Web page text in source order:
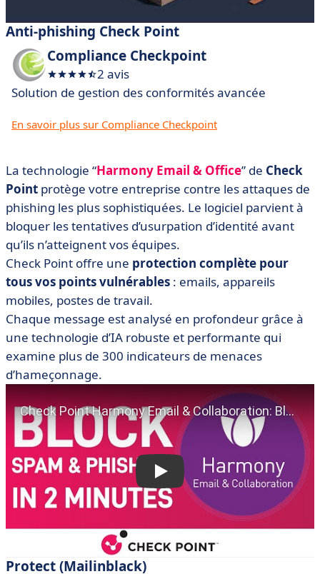
Anti-phishing Check Point
Compliance Checkpoint
2 avis
Solution de gestion des conformités avancée
En savoir plus sur Compliance Checkpoint
La technologie “Harmony Email & Office” de Check
Point protège votre entreprise contre les attaques de
phishing les plus sophistiquées. Le logiciel parvient à
bloquer les tentatives d’usurpation d’identité avant
qu’ils n’atteignent vos équipes.
Check Point offre une protection complète pour
tous vos points vulnérables : emails, appareils
mobiles, postes de travail.
Chaque message est analysé en profondeur grâce à
une technologie d’IA robuste et performante qui
examine plus de 300 indicateurs de menaces
d’hameçonnage.
Protect (Mailinblack)